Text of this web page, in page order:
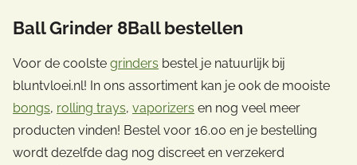
Ball Grinder 8Ball bestellen
Voor de coolste grinders bestel je natuurlijk bij
bluntvloei.nl! In ons assortiment kan je ook de mooiste
bongs, rolling trays, vaporizers en nog veel meer
producten vinden! Bestel voor 16.00 en je bestelling
wordt dezelfde dag nog discreet en verzekerd